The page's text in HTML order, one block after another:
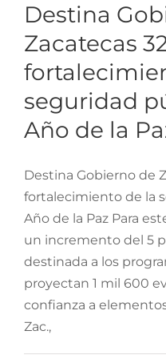
2024,
Destina
Zacatecas
seguridad
Año de la
Destina Gobierno de
fortalecimiento de la
Año de la Paz Para
un incremento del 5
destinada a los
proyectan 1 mil 600
confianza a
Zac.,